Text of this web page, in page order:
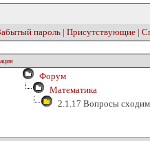
пароль | Присутствующие |
Форум
Математика
2.1.17 Вопросы